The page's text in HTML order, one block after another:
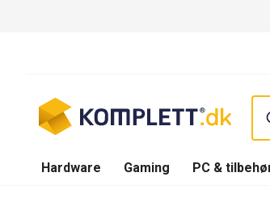
Hardware Gaming PC &